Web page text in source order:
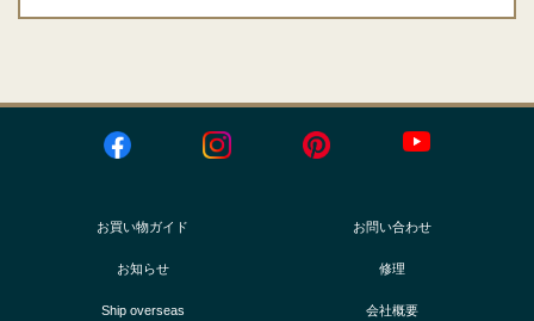
お買い物ガイド お問い合わせ
お知らせ 修理
Ship overseas 会社概要